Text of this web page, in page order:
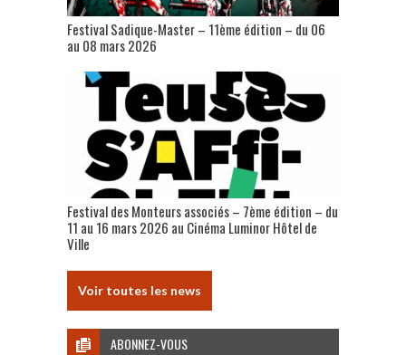
Festival Sadique-Master – 11ème édition – du 06
au 08 mars 2026
Festival des Monteurs associés – 7ème édition – du
11 au 16 mars 2026 au Cinéma Luminor Hôtel de
Ville
Voir toutes les news
ABONNEZ-VOUS